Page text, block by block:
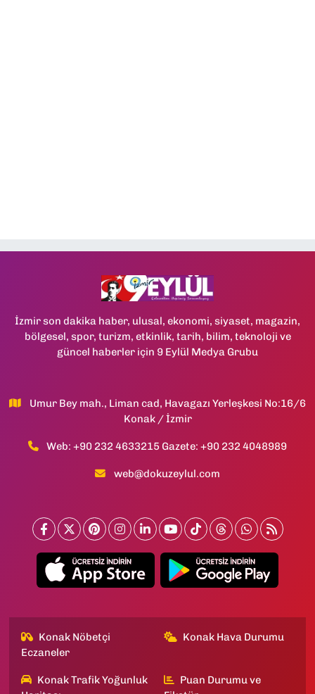
İzmir son dakika haber, ulusal, ekonomi, siyaset, magazin,
bölgesel, spor, turizm, etkinlik, tarih, bilim, teknoloji ve
güncel haberler için 9 Eylül Medya Grubu
Umur Bey mah., Liman cad, Havagazı Yerleşkesi No:16/6
Konak / İzmir
Web: +90 232 4633215 Gazete: +90 232 4048989
web@dokuzeylul.com
Konak Nöbetçi
Eczaneler
Konak Hava Durumu
Konak Trafik Yoğunluk
Puan Durumu ve